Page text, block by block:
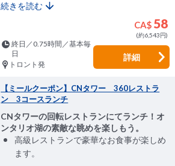
続きを読む
CA$ 58
(約6,543円)
終日／0.75時間／基本毎
日
トロント発
詳細
【ミールクーポン】CNタワー 360レストラ
ン 3コースランチ
CNタワーの回転レストランにてランチ！オ
ンタリオ湖の素敵な眺めを楽しもう。
​高級レストランで豪華なお食事が楽しめ
ます。